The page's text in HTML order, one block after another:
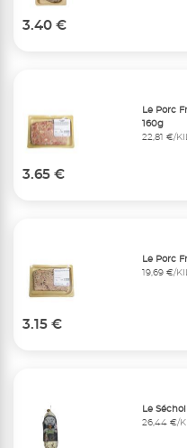
3.40 €
Le Porc
160g
22,81 €/
3.65 €
Le Porc
19,69 €/
3.15 €
Le
26,44 €/